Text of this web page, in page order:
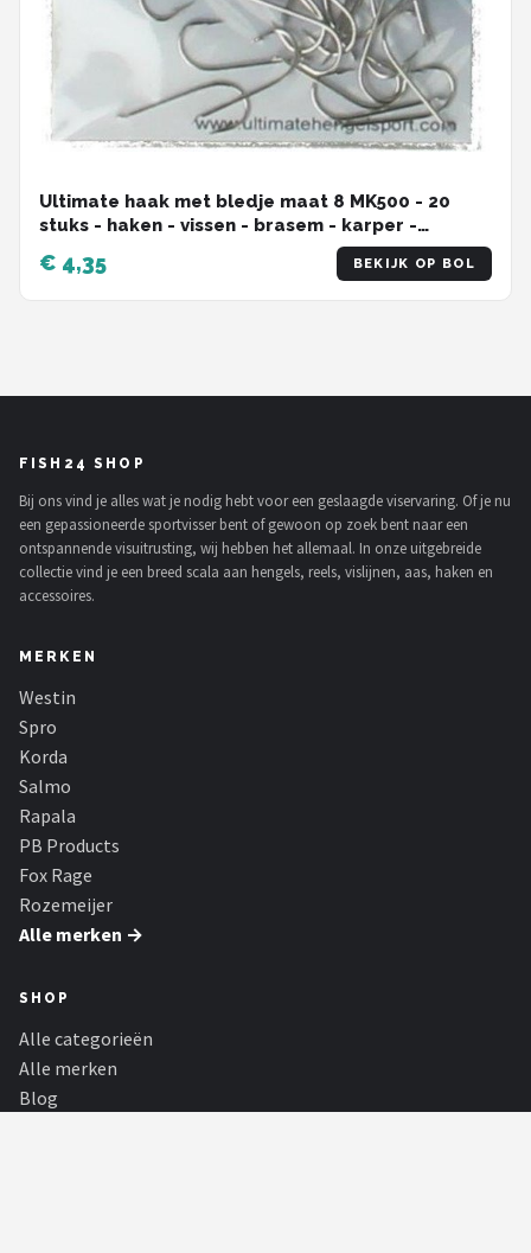
Ultimate haak met bledje maat 8 MK500 - 20
stuks - haken - vissen - brasem - karper -
€ 4,35 BEKIJK OP BOL
FISH24 SHOP
Bij ons vind je alles wat je nodig hebt voor een geslaagde viservaring. Of je nu
een gepassioneerde sportvisser bent of gewoon op zoek bent naar een
ontspannende visuitrusting, wij hebben het allemaal. In onze uitgebreide
collectie vind je een breed scala aan hengels, reels, vislijnen, aas, haken en
accessoires.
MERKEN
Westin
Spro
Korda
Salmo
Rapala
PB Products
Fox Rage
Rozemeijer
Alle merken →
SHOP
Alle categorieën
Alle merken
Blog